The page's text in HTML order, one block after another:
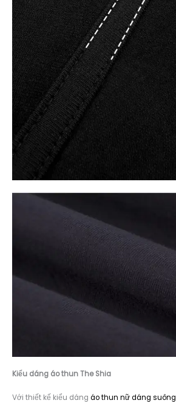
Kiểu dáng áo thun The Shia
Với thiết kế kiểu dáng áo thun nữ dáng suông